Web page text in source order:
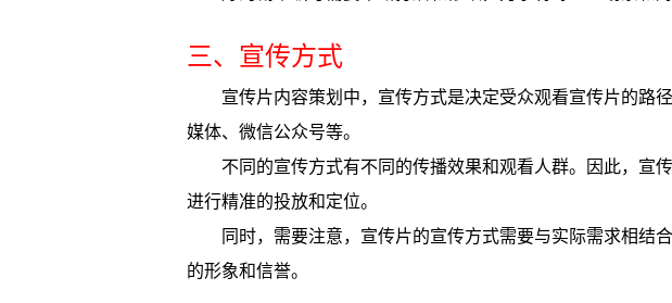
三、宣传方式
宣传片内容策划中，宣传方式是决定受众观看宣传片的路
媒体、微信公众号等。
不同的宣传方式有不同的传播效果和观看人群。因此，宣
进行精准的投放和定位。
同时，需要注意，宣传片的宣传方式需要与实际需求相结
的形象和信誉。